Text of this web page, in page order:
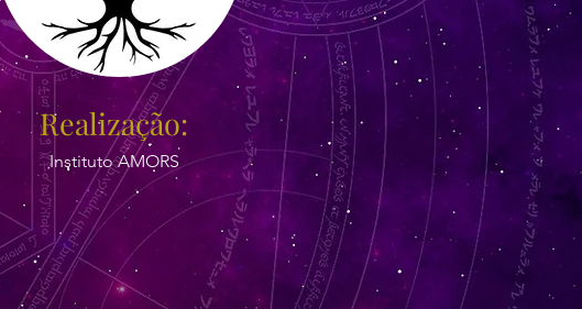
Realização:
Instituto AMORS